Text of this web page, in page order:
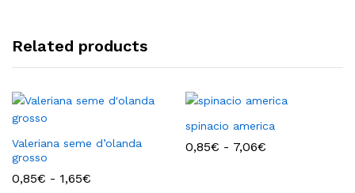
Related products
Valeriana seme d’olanda
grosso
0,85€ - 1,65€
spinacio america
0,85€ - 7,06€